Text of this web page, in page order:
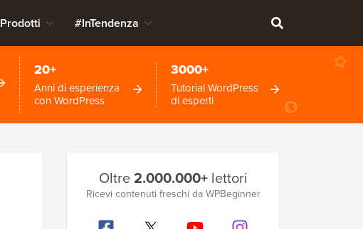
Prodotti #InTendenza
20+
Anni di esperienza
con WordPress
3000+
Tutorial WordPress
di esperti
laterale
principale
Oltre2.000.000+lettori
Ricevi contenuti freschi da WPBeginner